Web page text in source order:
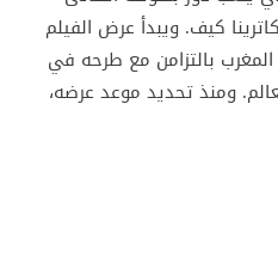
كيف. ويبدأ عرض الفيلم
بالتزامن مع طرحه في
ومنذ تحديد موعد عرضه،